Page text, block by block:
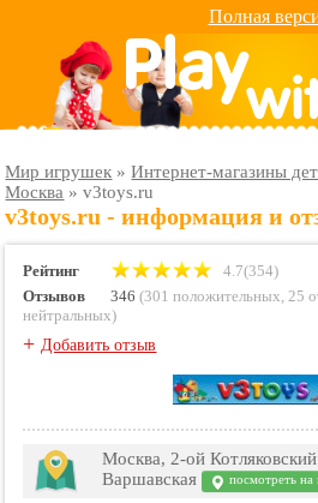
Полная
Мир игрушек »Интернет-магазины
Москва »v3toys.ru
v3toys.ru - информация и
Рейтинг
4.7(354)
Отзывов
346 (301 положительных,25
нейтральных)
+Добавить отзыв
Москва, 2-ой
Варшавская
посмотреть на